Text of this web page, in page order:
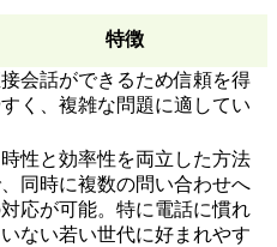
特徴
会話ができるため信頼を得
く、複雑な問題に適してい
時性と効率性を両立した方法
同時に複数の問い合わせへ
応が可能。特に電話に慣れ
ない若い世代に好まれやす